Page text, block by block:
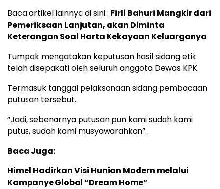
Baca artikel lainnya di sini : Firli Bahuri Mangkir dari
Pemeriksaan Lanjutan, akan Diminta
Keterangan Soal Harta Kekayaan Keluarganya
Tumpak mengatakan keputusan hasil sidang etik
telah disepakati oleh seluruh anggota Dewas KPK.
Termasuk tanggal pelaksanaan sidang pembacaan
putusan tersebut.
“Jadi, sebenarnya putusan pun kami sudah kami
putus, sudah kami musyawarahkan”.
Baca Juga:
Himel Hadirkan Visi Hunian Modern melalui
Kampanye Global “Dream Home”